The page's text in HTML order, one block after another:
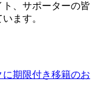
、サポーターの皆
ます。
期限付き移籍のお